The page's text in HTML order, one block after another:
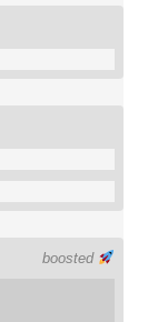
boosted